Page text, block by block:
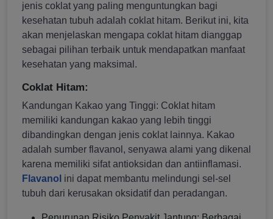
jenis coklat yang paling menguntungkan bagi
kesehatan tubuh adalah coklat hitam. Berikut ini, kita
akan menjelaskan mengapa coklat hitam dianggap
sebagai pilihan terbaik untuk mendapatkan manfaat
kesehatan yang maksimal.
Coklat Hitam:
Kandungan Kakao yang Tinggi: Coklat hitam
memiliki kandungan kakao yang lebih tinggi
dibandingkan dengan jenis coklat lainnya. Kakao
adalah sumber flavanol, senyawa alami yang dikenal
karena memiliki sifat antioksidan dan antiinflamasi.
Flavanol ini dapat membantu melindungi sel-sel
tubuh dari kerusakan oksidatif dan peradangan.